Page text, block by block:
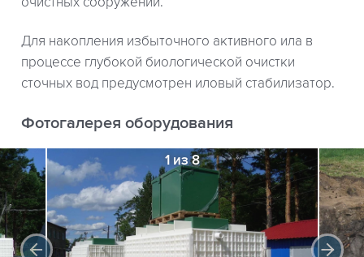
Для накопления избыточного активного ила в
процессе глубокой биологической очистки
сточных вод предусмотрен иловый стабилизатор.
Фотогалерея оборудования
1 из 8